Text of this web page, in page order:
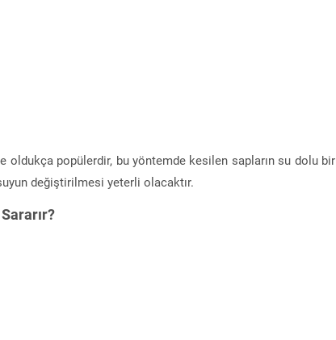
popülerdir, bu yöntemde kesilen sapların su dolu bir
değiştirilmesi yeterli olacaktır.